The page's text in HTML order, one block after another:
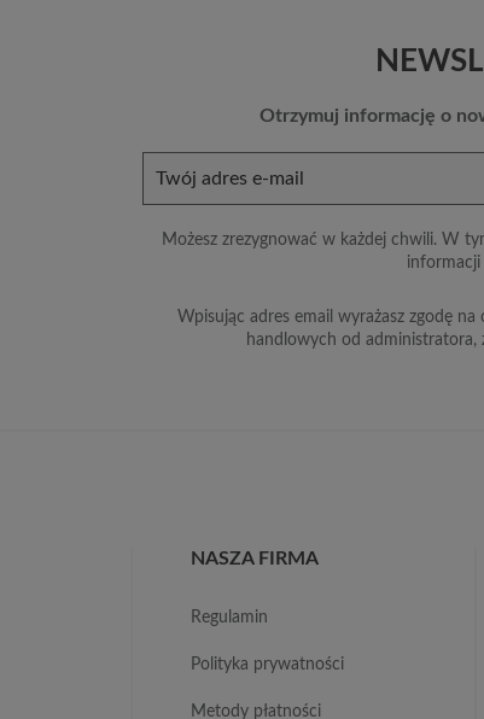
Otrzymuj informację o
Możesz zrezygnować w każdej chwili. W
informacji
Wpisując adres email wyrażasz zgodę
handlowych od administratora,
NASZA FIRMA
regulamin
polityka prywatności
metody płatności